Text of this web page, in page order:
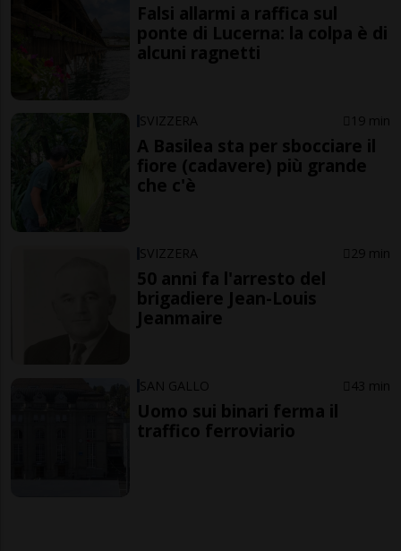
Falsi allarmi a raffica sul
ponte di Lucerna: la colpa è di
alcuni ragnetti
SVIZZERA 19 min
A Basilea sta per sbocciare il
fiore (cadavere) più grande
che c'è
SVIZZERA 29 min
50 anni fa l'arresto del
brigadiere Jean-Louis
Jeanmaire
SAN GALLO 43 min
Uomo sui binari ferma il
traffico ferroviario